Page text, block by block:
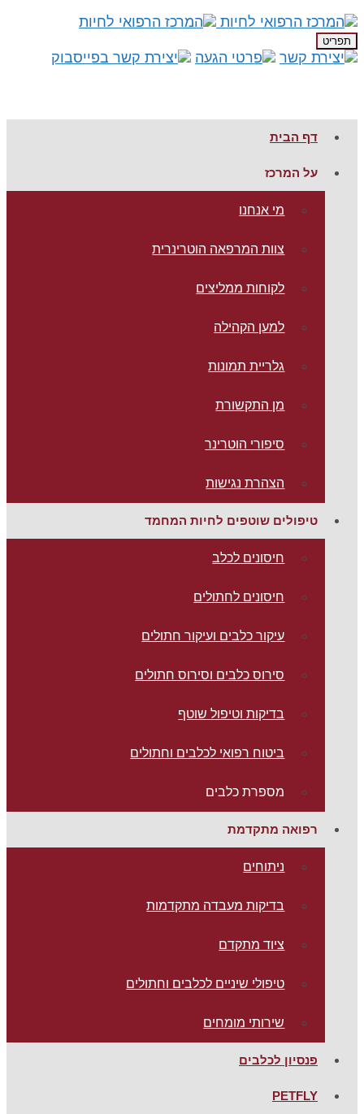
תפריט
דף הבית
על המרכז
מי אנחנו
צוות המרפאה הוטרינרית
לקוחות ממליצים
למען הקהילה
גלריית תמונות
מן התקשורת
סיפורי הוטרינר
הצהרת נגישות
טיפולים שוטפים לחיות המחמד
חיסונים לכלב
חיסונים לחתולים
עיקור כלבים ועיקור חתולים
סירוס כלבים וסירוס חתולים
בדיקות וטיפול שוטף
ביטוח רפואי לכלבים וחתולים
מספרת כלבים
רפואה מתקדמת
ניתוחים
בדיקות מעבדה מתקדמות
ציוד מתקדם
טיפולי שיניים לכלבים וחתולים
שירותי מומחים
פנסיון לכלבים
PETFLY